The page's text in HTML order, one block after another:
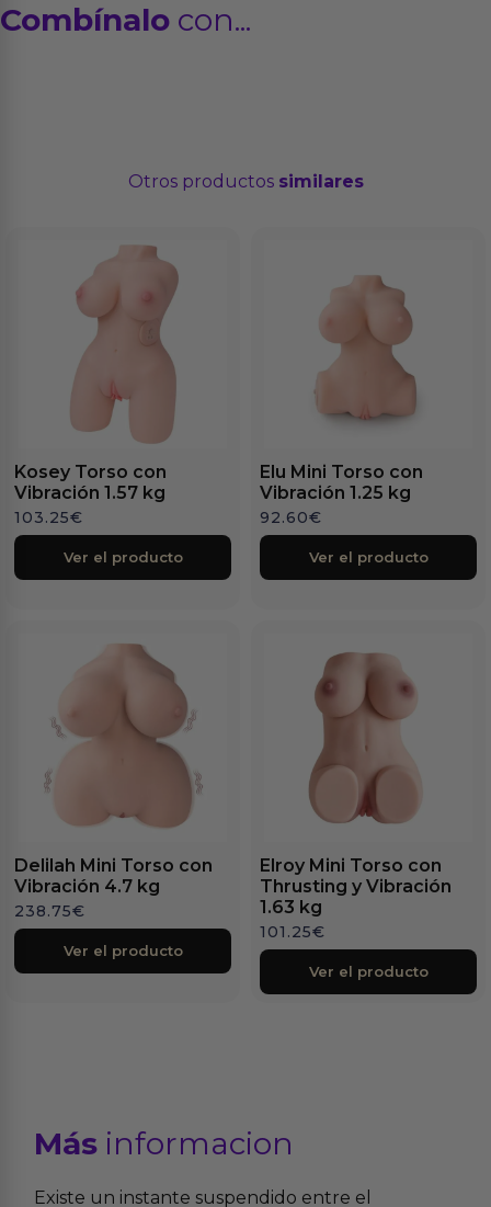
Combínalo con...
Otros productos similares
Kosey Torso con
Vibración 1.57 kg
103.25€
Ver el producto
Elu Mini Torso con
Vibración 1.25 kg
92.60€
Ver el producto
Delilah Mini Torso con
Vibración 4.7 kg
238.75€
Ver el producto
Elroy Mini Torso con
Thrusting y Vibración
1.63 kg
101.25€
Ver el producto
Más informacion
Existe un instante suspendido entre el